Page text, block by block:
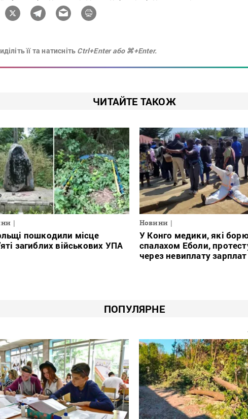
її та натисніть Ctrl+Enter або ⌘+Enter.
ЧИТАЙТЕ ТАКОЖ
пошкодили місце
загиблих військових УПА
Новини
У Конго медики, які
спалахом Еболи,
через невиплату зарплат
ПОПУЛЯРНЕ